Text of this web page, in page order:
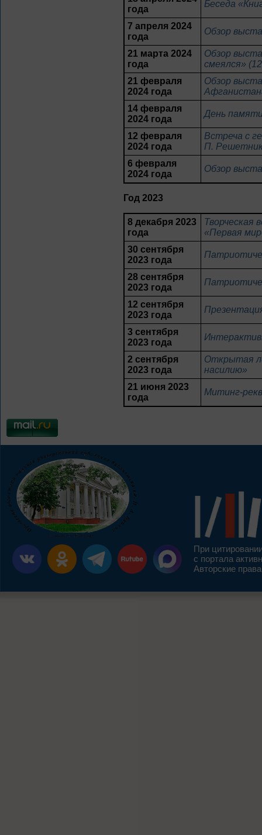
года
Беседа
7 апреля 2024
года
Обзор
21 марта 2024
года
Обзор
смеялся»
21 февраля
2024 года
Обзор
14 февраля
2024 года
День
12 февраля
2024 года
Встреча с
П.
6 февраля
2024 года
Обзор
Год 2023
8 декабря 2023
года
Творческая
«Первая
30 сентября
2023 года
28 сентября
2023 года
12 сентября
2023 года
3 сентября
2023 года
2 сентября
2023 года
Открытая
насилию»
21 июня 2023
года
Митинг-
При
с портала
Авторские